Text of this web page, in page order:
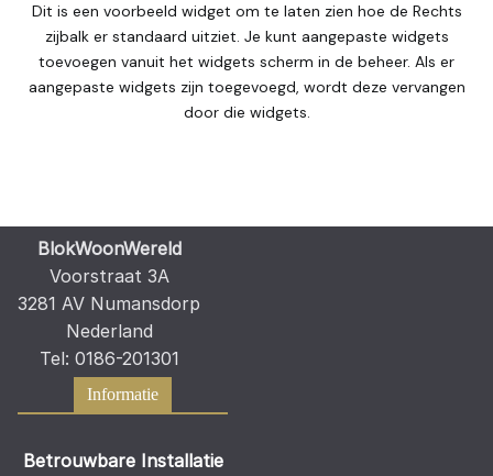
Dit is een voorbeeld widget om te laten zien hoe de Rechts
zijbalk er standaard uitziet. Je kunt aangepaste widgets
toevoegen vanuit het widgets scherm in de beheer. Als er
aangepaste widgets zijn toegevoegd, wordt deze vervangen
door die widgets.
BlokWoonWereld
Voorstraat 3A
3281 AV Numansdorp
Nederland
Tel: 0186-201301
Informatie
Betrouwbare Installatie